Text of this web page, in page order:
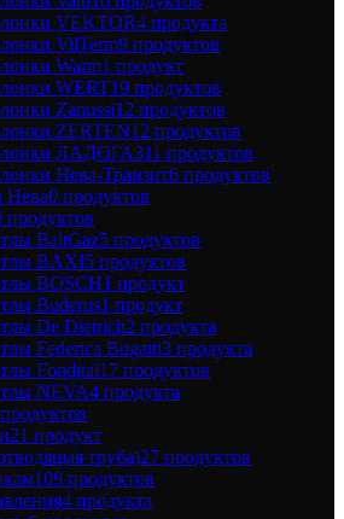
VEKTOR4 продукта
VilTerm9 продуктов
Warm1 продукт
WERT19 продуктов
Zanussi12 продуктов
ZERTEN12 продуктов
ЛАДОГАЗ11 продуктов
Нева-Транзит6 продуктов
Нева0 продуктов
продуктов
BaltGaz5 продуктов
BAXI5 продуктов
BOSCH1 продукт
Buderus1 продукт
De Dietrich2 продукта
Federica Bugatti3 продукта
Fondital17 продуктов
NEVA4 продукта
21 продукт
труба)27 продуктов
109 продуктов
4 продукта